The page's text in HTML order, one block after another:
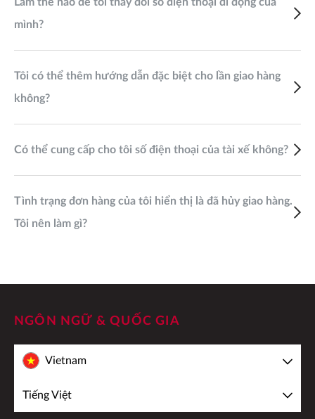
mình?
Tôi có thể thêm hướng dẫn đặc biệt cho lần giao hàng
không?
Có thể cung cấp cho tôi số điện thoại của tài xế không?
Tình trạng đơn hàng của tôi hiển thị là đã hủy giao hàng.
Tôi nên làm gì?
NGÔN NGỮ & QUỐC GIA
Vietnam
Tiếng Việt